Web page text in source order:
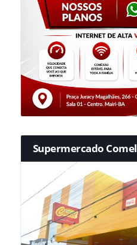
Supermercado Comel